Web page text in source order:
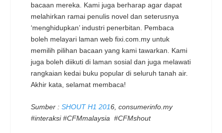
bacaan mereka. Kami juga berharap agar dapat
melahirkan ramai penulis novel dan seterusnya
‘menghidupkan’ industri penerbitan. Pembaca
boleh melayari laman web fixi.com.my untuk
memilih pilihan bacaan yang kami tawarkan. Kami
juga boleh diikuti di laman sosial dan juga melawati
rangkaian kedai buku popular di seluruh tanah air.
Akhir kata, selamat membaca!
Sumber :SHOUT H1 2016, consumerinfo.my
#interaksi #CFMmalaysia #CFMshout